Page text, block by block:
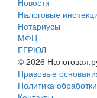
Налоговые
Нотариусы
МФЦ
ЕГРЮЛ
© 2026
Правовые
Политика